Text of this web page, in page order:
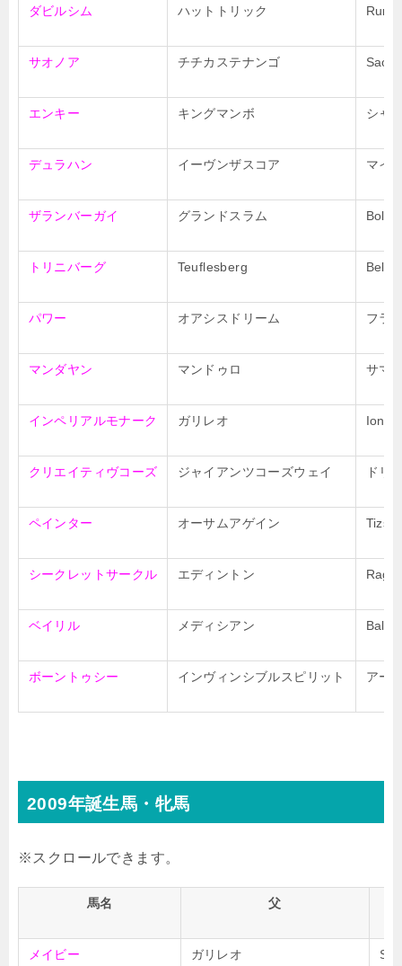
ダビルシム ハットトリック
サオノア チチカステナンゴ
エンキー キングマンボ シャ
デュラハン イーヴンザスコア マイ
ザランバーガイ グランドスラム
トリニバーグ Teuflesberg Bella
パワー オアシスドリーム フラ
マンダヤン マンドゥロ サマ
インペリアルモナーク ガリレオ
クリエイティヴコーズ ジャイアンツコーズウェイ ドリ
ペインター オーサムアゲイン Tizso
シークレットサークル エディントン
ベイリル メディシアン
ボーントゥシー インヴィンシブルスピリット アー
2009年誕生馬・牝馬
馬名 父
メイビー ガリレオ